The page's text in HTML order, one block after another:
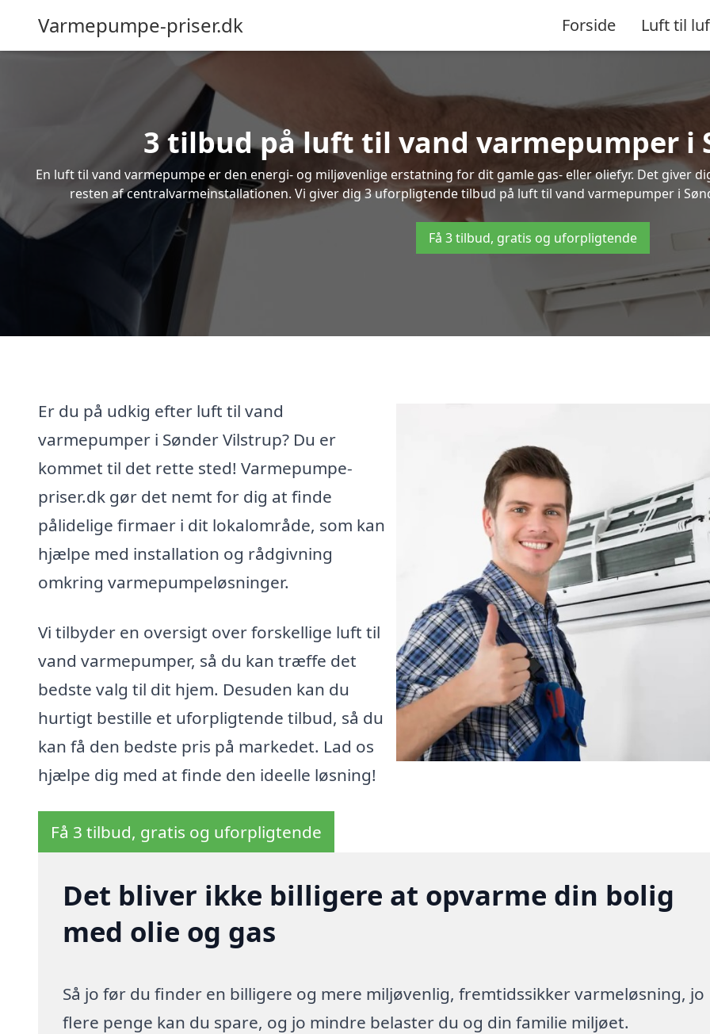
Varmepumpe-priser.dk Forside Luft til
3 tilbud på luft til vand varmepumper i
En luft til vand varmepumpe er den energi- og miljøvenlige erstatning for dit gamle gas- eller oliefyr. Det giver
resten af centralvarmeinstallationen. Vi giver dig 3 uforpligtende tilbud på luft til vand varmepumper i
Få 3 tilbud, gratis og uforpligtende
Er du på udkig efter luft til vand
varmepumper i Sønder Vilstrup? Du er
kommet til det rette sted! Varmepumpe-
priser.dk gør det nemt for dig at finde
pålidelige firmaer i dit lokalområde, som kan
hjælpe med installation og rådgivning
omkring varmepumpeløsninger.
Vi tilbyder en oversigt over forskellige luft til
vand varmepumper, så du kan træffe det
bedste valg til dit hjem. Desuden kan du
hurtigt bestille et uforpligtende tilbud, så du
kan få den bedste pris på markedet. Lad os
hjælpe dig med at finde den ideelle løsning!
Få 3 tilbud, gratis og uforpligtende
Det bliver ikke billigere at opvarme din bolig
med olie og gas
Så jo før du finder en billigere og mere miljøvenlig, fremtidssikker varmeløsning, jo
flere penge kan du spare, og jo mindre belaster du og din familie miljøet.